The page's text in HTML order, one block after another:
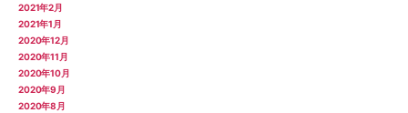
2021年2月
2021年1月
2020年12月
2020年11月
2020年10月
2020年9月
2020年8月